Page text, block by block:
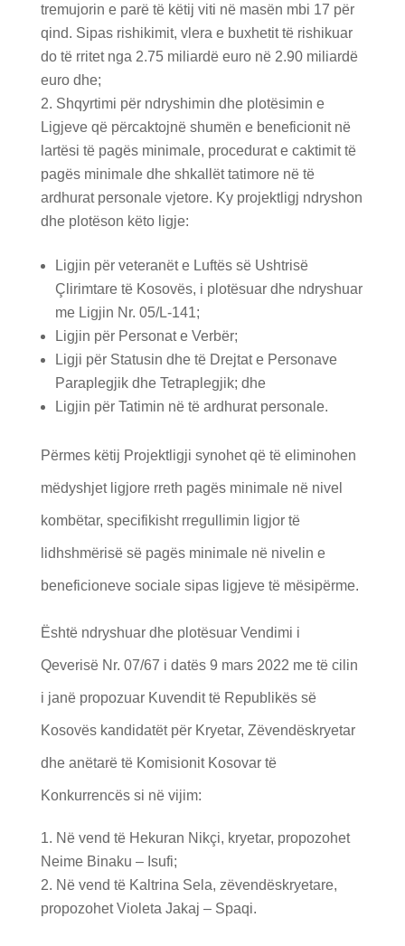
tremujorin e parë të këtij viti në masën mbi 17 për
qind. Sipas rishikimit, vlera e buxhetit të rishikuar
do të rritet nga 2.75 miliardë euro në 2.90 miliardë
euro dhe;
Shqyrtimi për ndryshimin dhe plotësimin e
Ligjeve që përcaktojnë shumën e beneficionit në
lartësi të pagës minimale, procedurat e caktimit të
pagës minimale dhe shkallët tatimore në të
ardhurat personale vjetore. Ky projektligj ndryshon
dhe plotëson këto ligje:
Ligjin për veteranët e Luftës së Ushtrisë
Çlirimtare të Kosovës, i plotësuar dhe ndryshuar
me Ligjin Nr. 05/L-141;
Ligjin për Personat e Verbër;
Ligji për Statusin dhe të Drejtat e Personave
Paraplegjik dhe Tetraplegjik; dhe
Ligjin për Tatimin në të ardhurat personale.
Përmes këtij Projektligji synohet që të eliminohen
mëdyshjet ligjore rreth pagës minimale në nivel
kombëtar, specifikisht rregullimin ligjor të
lidhshmërisë së pagës minimale në nivelin e
beneficioneve sociale sipas ligjeve të mësipërme.
Është ndryshuar dhe plotësuar Vendimi i
Qeverisë Nr. 07/67 i datës 9 mars 2022 me të cilin
i janë propozuar Kuvendit të Republikës së
Kosovës kandidatët për Kryetar, Zëvendëskryetar
dhe anëtarë të Komisionit Kosovar të
Konkurrencës si në vijim:
Në vend të Hekuran Nikçi, kryetar, propozohet
Neime Binaku – Isufi;
Në vend të Kaltrina Sela, zëvendëskryetare,
propozohet Violeta Jakaj – Spaqi.